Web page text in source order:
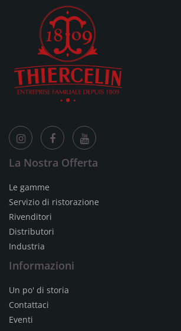
La Nostra Offerta
Le gamme
Servizio di ristorazione
Rivenditori
Distributori
Industria
Informazioni
Un po' di storia
Contattaci
Eventi